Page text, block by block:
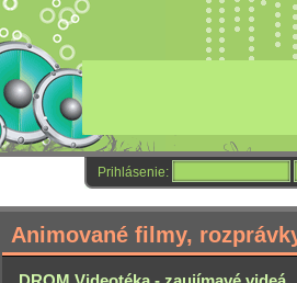
Prihlásenie:
Animované filmy,